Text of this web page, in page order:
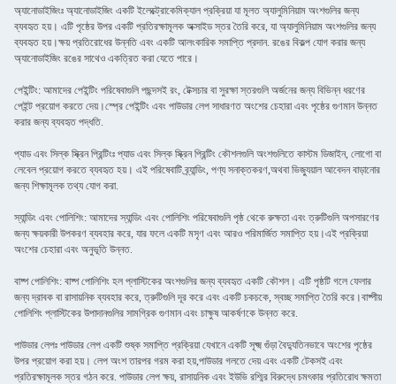
অ্যানোডাইজিংঃ অ্যানোডাইজিং একটি ইলেক্ট্রোকেমিক্যাল প্রক্রিয়া যা মূলত অ্যালুমিনিয়াম অংশগুলির জন্য
ব্যবহৃত হয়। এটি পৃষ্ঠের উপর একটি প্রতিরক্ষামূলক অক্সাইড স্তর তৈরি করে, যা অ্যালুমিনিয়াম অংশগুলির জন্য
ব্যবহৃত হয়।ক্ষয় প্রতিরোধের উন্নতি এবং একটি আলংকারিক সমাপ্তি প্রদান. রঙের বিকল্প যোগ করার জন্য
অ্যানোডাইজিং রঙের সাথেও একত্রিত করা যেতে পারে।
পেইন্টিং: আমাদের পেইন্টিং পরিষেবাগুলি পছন্দসই রং, টেক্সচার বা সুরক্ষা স্তরগুলি অর্জনের জন্য বিভিন্ন ধরণের
পেইন্ট প্রয়োগ করতে দেয়।স্প্রে পেইন্টিং এবং পাউডার লেপ সাধারণত অংশের চেহারা এবং পৃষ্ঠের গুণমান উন্নত
করার জন্য ব্যবহৃত পদ্ধতি.
প্যাড এবং সিল্ক স্ক্রিন প্রিন্টিংঃ প্যাড এবং সিল্ক স্ক্রিন প্রিন্টিং কৌশলগুলি অংশগুলিতে কাস্টম ডিজাইন, লোগো বা
লেবেল প্রয়োগ করতে ব্যবহৃত হয়। এই পরিষেবাটি ব্র্যান্ডিং, পণ্য সনাক্তকরণ,অথবা ভিজ্যুয়াল আবেদন বাড়ানোর
জন্য শিক্ষামূলক তথ্য যোগ করা.
স্যান্ডিং এবং পোলিশিং: আমাদের স্যান্ডিং এবং পোলিশিং পরিষেবাগুলি পৃষ্ঠ থেকে রুক্ষতা এবং ত্রুটিগুলি অপসারণের
জন্য ক্ষয়কারী উপকরণ ব্যবহার করে, যার ফলে একটি মসৃণ এবং আরও পরিমার্জিত সমাপ্তি হয়।এই প্রক্রিয়া
অংশের চেহারা এবং অনুভূতি উন্নত.
বাষ্প পোলিশিং: বাষ্প পোলিশিং হল প্লাস্টিকের অংশগুলির জন্য ব্যবহৃত একটি কৌশল। এটি পৃষ্ঠটি গলে ফেলার
জন্য দ্রাবক বা রাসায়নিক ব্যবহার করে, ত্রুটিগুলি দূর করে এবং একটি চকচকে, স্বচ্ছ সমাপ্তি তৈরি করে।বাষ্পীয়
পোলিশিং প্লাস্টিকের উপাদানগুলির সামগ্রিক গুণমান এবং চাক্ষুষ আকর্ষণকে উন্নত করে.
পাউডার লেপঃ পাউডার লেপ একটি শুষ্ক সমাপ্তি প্রক্রিয়া যেখানে একটি সূক্ষ্ম গুঁড়া বৈদ্যুতিনভাবে অংশের পৃষ্ঠের
উপর প্রয়োগ করা হয়। লেপ অংশ তারপর গরম করা হয়,পাউডার গলতে দেয় এবং একটি টেকসই এবং
প্রতিরক্ষামূলক স্তর গঠন করে. পাউডার লেপ ক্ষয়, রাসায়নিক এবং ইউভি রশ্মির বিরুদ্ধে চমৎকার প্রতিরোধ ক্ষমতা